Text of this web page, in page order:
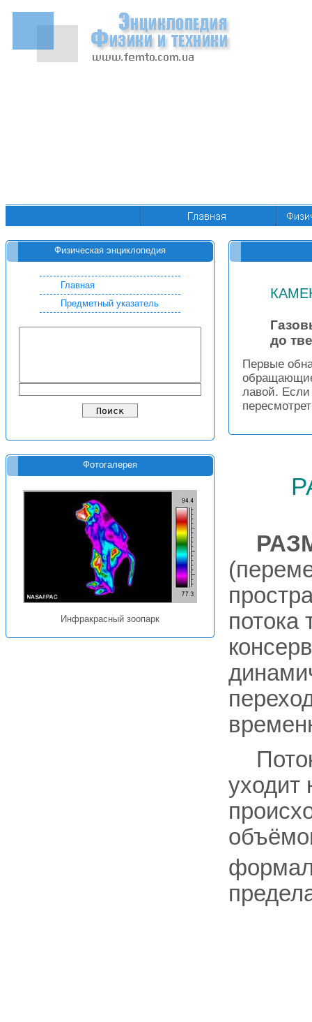
Физическая энциклопедия
Главная
Предметный указатель
Фотогалерея
Инфракрасный зоопарк
до
Первые
лавой. Если
потока
уходит